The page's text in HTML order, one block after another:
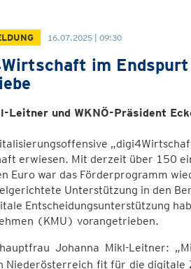
16.07.2025 | 09:30
im
Leitner und WKNÖ-Präsident
erwiesen. Mit derzeit über 150
Euro war das Förderprogramm
Unterstützung in den
Entscheidungsunterstützung
(KMU) vorangetrieben.
Johanna Mikl-Leitner:
Niederösterreich fit für die digitale